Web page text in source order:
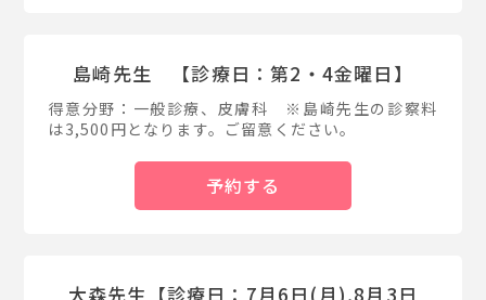
島崎先生 【診療日：第2・4金曜日】
得意分野：一般診療、皮膚科 ※島崎先生の診察料
は3,500円となります。ご留意ください。
予約する
大森先生【診療日：7月6日(月),8月3日